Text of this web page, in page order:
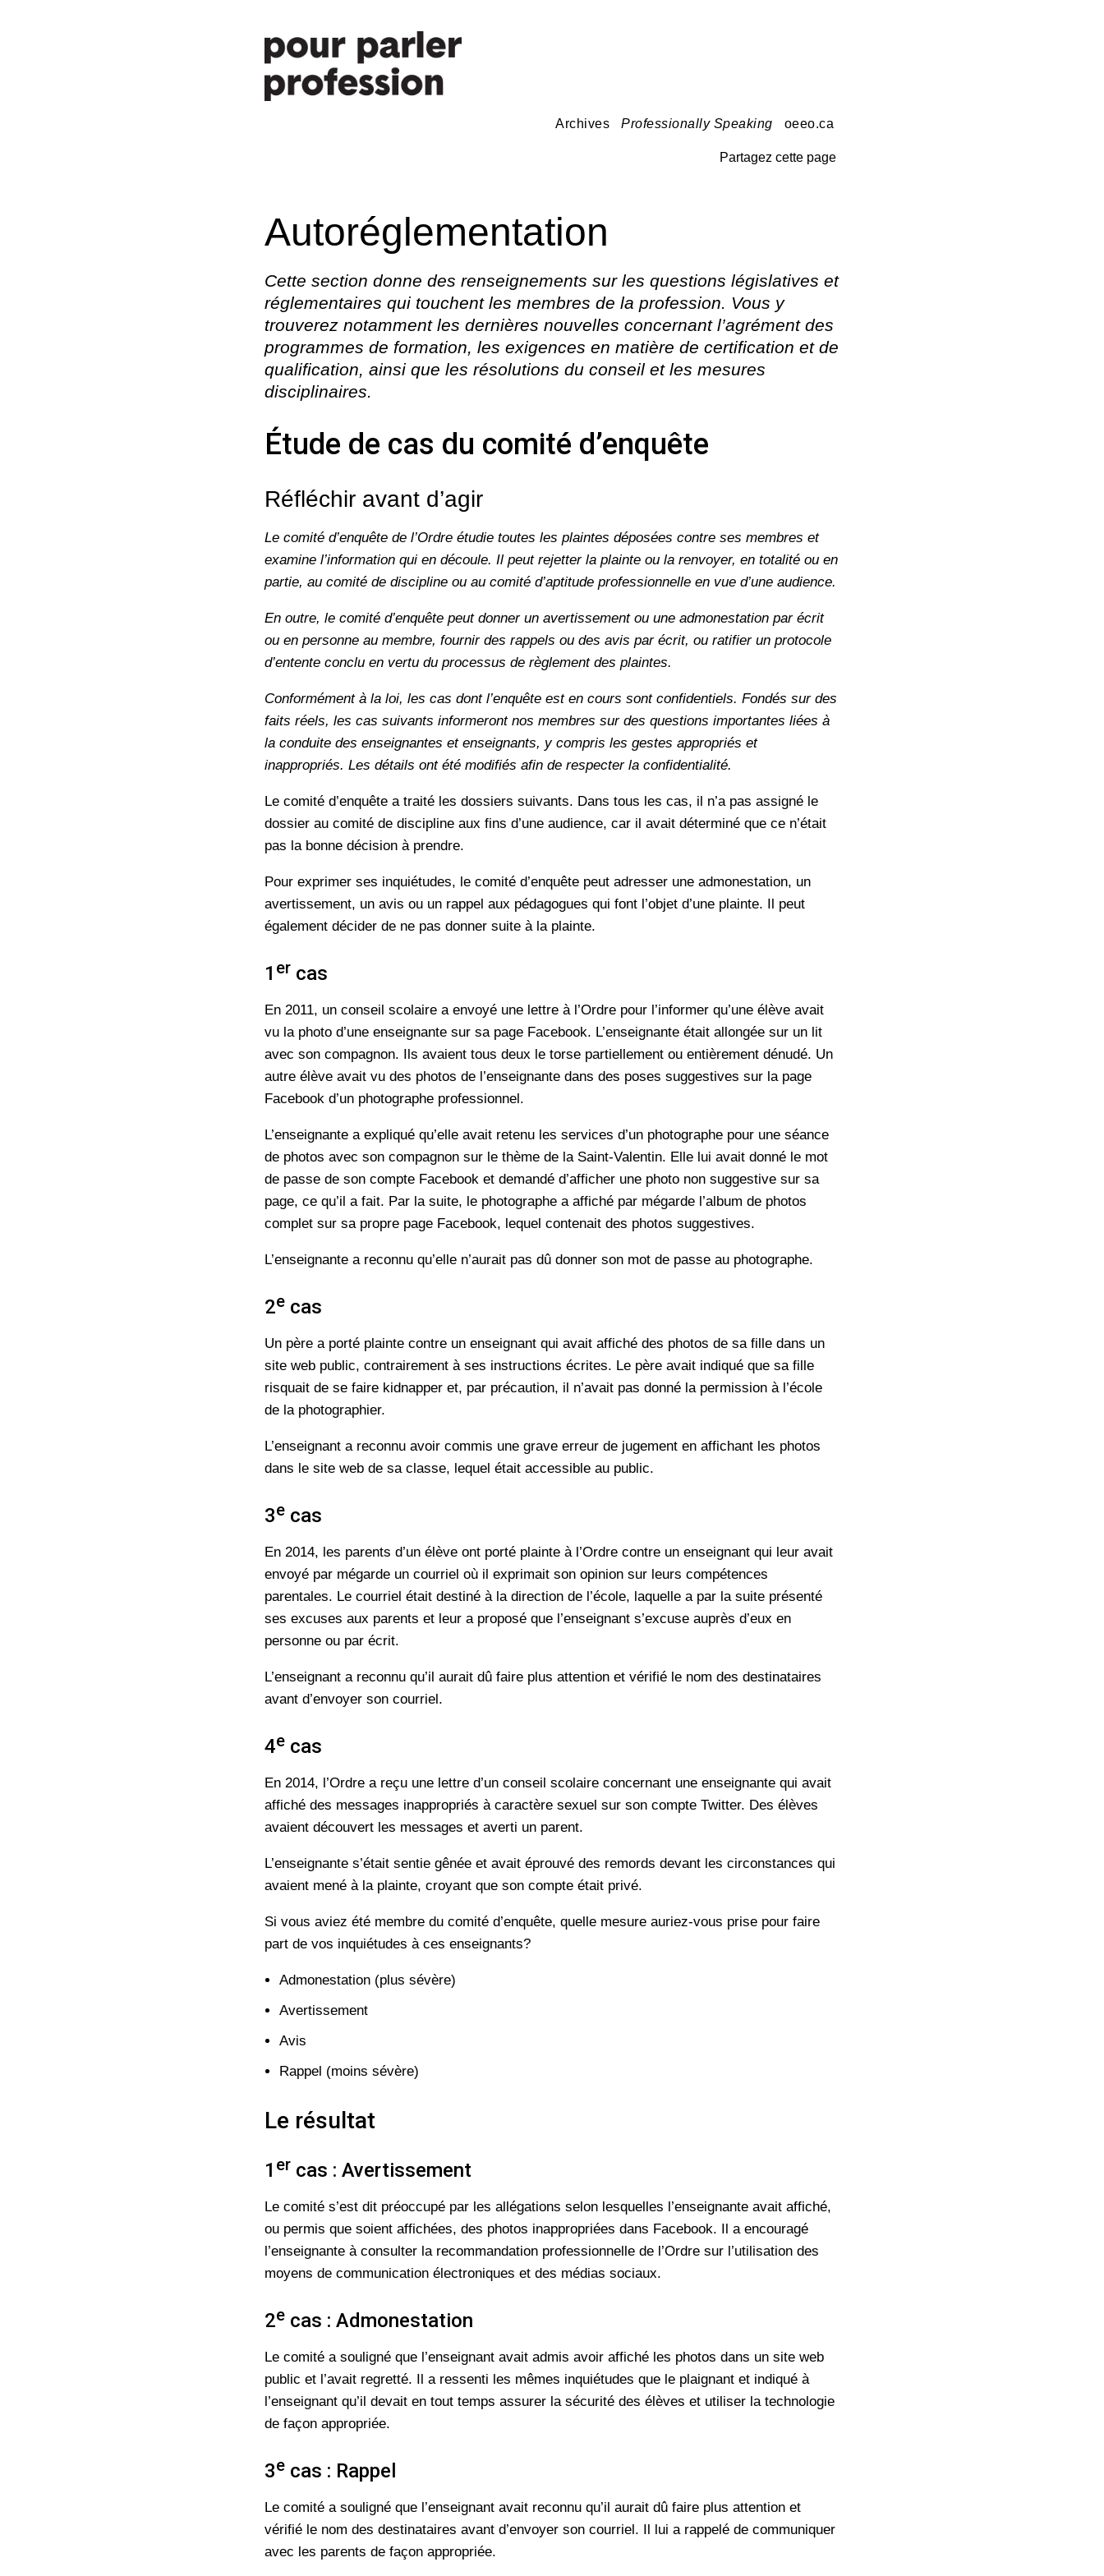
Archives Professionally Speaking oeeo.ca
Partagez cette page
Autoréglementation
Cette section donne des renseignements sur les questions législatives et
réglementaires qui touchent les membres de la profession. Vous y
trouverez notamment les dernières nouvelles concernant l’agrément des
programmes de formation, les exigences en matière de certification et de
qualification, ainsi que les résolutions du conseil et les mesures
disciplinaires.
Étude de cas du comité d’enquête
Réfléchir avant d’agir
Le comité d’enquête de l’Ordre étudie toutes les plaintes déposées contre ses membres et
examine l’information qui en découle. Il peut rejetter la plainte ou la renvoyer, en totalité ou en
partie, au comité de discipline ou au comité d’aptitude professionnelle en vue d’une audience.
En outre, le comité d’enquête peut donner un avertissement ou une admonestation par écrit
ou en personne au membre, fournir des rappels ou des avis par écrit, ou ratifier un protocole
d’entente conclu en vertu du processus de règlement des plaintes.
Conformément à la loi, les cas dont l’enquête est en cours sont confidentiels. Fondés sur des
faits réels, les cas suivants informeront nos membres sur des questions importantes liées à
la conduite des enseignantes et enseignants, y compris les gestes appropriés et
inappropriés. Les détails ont été modifiés afin de respecter la confidentialité.
Le comité d’enquête a traité les dossiers suivants. Dans tous les cas, il n’a pas assigné le
dossier au comité de discipline aux fins d’une audience, car il avait déterminé que ce n’était
pas la bonne décision à prendre.
Pour exprimer ses inquiétudes, le comité d’enquête peut adresser une admonestation, un
avertissement, un avis ou un rappel aux pédagogues qui font l’objet d’une plainte. Il peut
également décider de ne pas donner suite à la plainte.
1 er cas
En 2011, un conseil scolaire a envoyé une lettre à l’Ordre pour l’informer qu’une élève avait
vu la photo d’une enseignante sur sa page Facebook. L’enseignante était allongée sur un lit
avec son compagnon. Ils avaient tous deux le torse partiellement ou entièrement dénudé. Un
autre élève avait vu des photos de l’enseignante dans des poses suggestives sur la page
Facebook d’un photographe professionnel.
L’enseignante a expliqué qu’elle avait retenu les services d’un photographe pour une séance
de photos avec son compagnon sur le thème de la Saint-Valentin. Elle lui avait donné le mot
de passe de son compte Facebook et demandé d’afficher une photo non suggestive sur sa
page, ce qu’il a fait. Par la suite, le photographe a affiché par mégarde l’album de photos
complet sur sa propre page Facebook, lequel contenait des photos suggestives.
L’enseignante a reconnu qu’elle n’aurait pas dû donner son mot de passe au photographe.
2e cas
Un père a porté plainte contre un enseignant qui avait affiché des photos de sa fille dans un
site web public, contrairement à ses instructions écrites. Le père avait indiqué que sa fille
risquait de se faire kidnapper et, par précaution, il n’avait pas donné la permission à l’école
de la photographier.
L’enseignant a reconnu avoir commis une grave erreur de jugement en affichant les photos
dans le site web de sa classe, lequel était accessible au public.
3e cas
En 2014, les parents d’un élève ont porté plainte à l’Ordre contre un enseignant qui leur avait
envoyé par mégarde un courriel où il exprimait son opinion sur leurs compétences
parentales. Le courriel était destiné à la direction de l’école, laquelle a par la suite présenté
ses excuses aux parents et leur a proposé que l’enseignant s’excuse auprès d’eux en
personne ou par écrit.
L’enseignant a reconnu qu’il aurait dû faire plus attention et vérifié le nom des destinataires
avant d’envoyer son courriel.
4e cas
En 2014, l’Ordre a reçu une lettre d’un conseil scolaire concernant une enseignante qui avait
affiché des messages inappropriés à caractère sexuel sur son compte Twitter. Des élèves
avaient découvert les messages et averti un parent.
L’enseignante s’était sentie gênée et avait éprouvé des remords devant les circonstances qui
avaient mené à la plainte, croyant que son compte était privé.
Si vous aviez été membre du comité d’enquête, quelle mesure auriez-vous prise pour faire
part de vos inquiétudes à ces enseignants?
Admonestation (plus sévère)
Avertissement
Avis
Rappel (moins sévère)
Le résultat
1 er cas : Avertissement
Le comité s’est dit préoccupé par les allégations selon lesquelles l’enseignante avait affiché,
ou permis que soient affichées, des photos inappropriées dans Facebook. Il a encouragé
l’enseignante à consulter la recommandation professionnelle de l’Ordre sur l’utilisation des
moyens de communication électroniques et des médias sociaux.
2e cas : Admonestation
Le comité a souligné que l’enseignant avait admis avoir affiché les photos dans un site web
public et l’avait regretté. Il a ressenti les mêmes inquiétudes que le plaignant et indiqué à
l’enseignant qu’il devait en tout temps assurer la sécurité des élèves et utiliser la technologie
de façon appropriée.
3e cas : Rappel
Le comité a souligné que l’enseignant avait reconnu qu’il aurait dû faire plus attention et
vérifié le nom des destinataires avant d’envoyer son courriel. Il lui a rappelé de communiquer
avec les parents de façon appropriée.